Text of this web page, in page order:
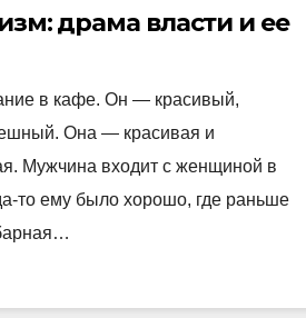
драма власти и ее
в кафе. Он — красивый,
Она — красивая и
Мужчина входит с женщиной в
то ему было хорошо, где раньше